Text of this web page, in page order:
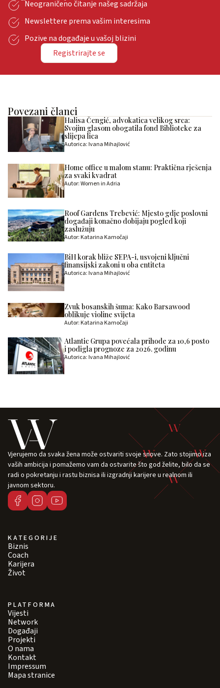
Neograničeno čitanje našeg sadržaja
Newslettere prema vašim interesima
Pozive na događaje u vašoj blizini
Registrirajte se
Povezani članci
Halisa Čengić, advokatica velikog srca:
Svojim glasom obogatila fond Biblioteke za
slijepa lica
Autorica: Ivana Mihajlović
Home office u malom stanu: Praktična rješenja
za svaki kvadrat
Autor: Women in Adria
Roof Gardens Trebević: Mjesto gdje poslovni
događaji konačno dobijaju pogled koji
zaslužuju
Autor: Katarina Kamočaji
BiH korak bliže SEPA-i, usvojeni ključni
finansijski zakoni u oba entiteta
Autorica: Ivana Mihajlović
Zvuk bosanskih šuma: Kako Barsawood
oblikuje violine svijeta
Autor: Katarina Kamočaji
Atlantic Grupa povećala prihode za 10,6 posto
i podigla prognoze za 2026. godinu
Autorica: Ivana Mihajlović
Vjerujemo da svaka žena može ostvariti svoje snove. Zato stojimo iza
vaših ambicija i pomažemo vam da ostvarite što god želite, bilo da se
radi o pokretanju i rastu biznisa ili izgradnji karijere u realnom ili
javnom sektoru.
KATEGORIJE
Biznis
Coach
Karijera
Život
PLATFORMA
Vijesti
Network
Događaji
Projekti
O nama
Kontakt
Impressum
Mapa stranice